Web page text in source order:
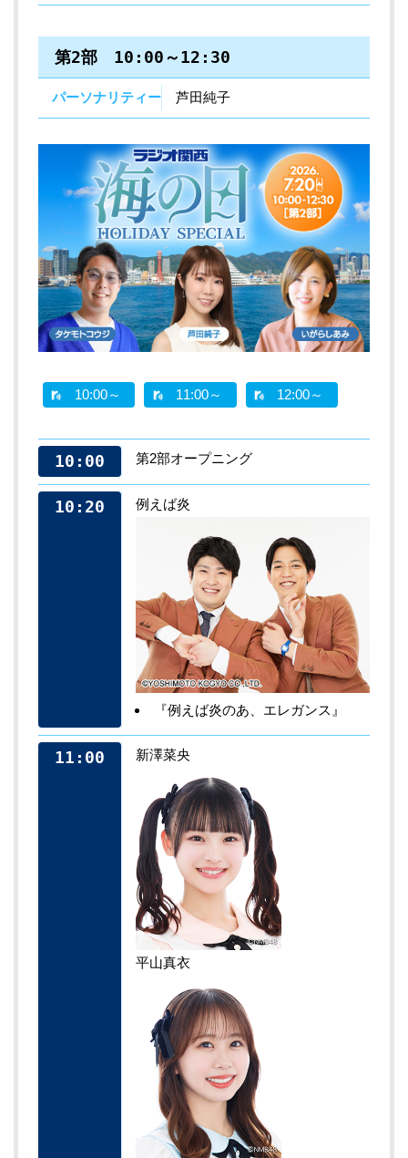
第2部 10:00～12:30
パーソナリティー 芦田純子
10:00～ 11:00～ 12:00～
10:00 第2部オープニング
10:20 例えば炎
『例えば炎のあ、エレガンス』
11:00 新澤菜央
平山真衣